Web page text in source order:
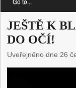
JEŠTĚ K
DO OČÍ!
Uveřejněno dne 26